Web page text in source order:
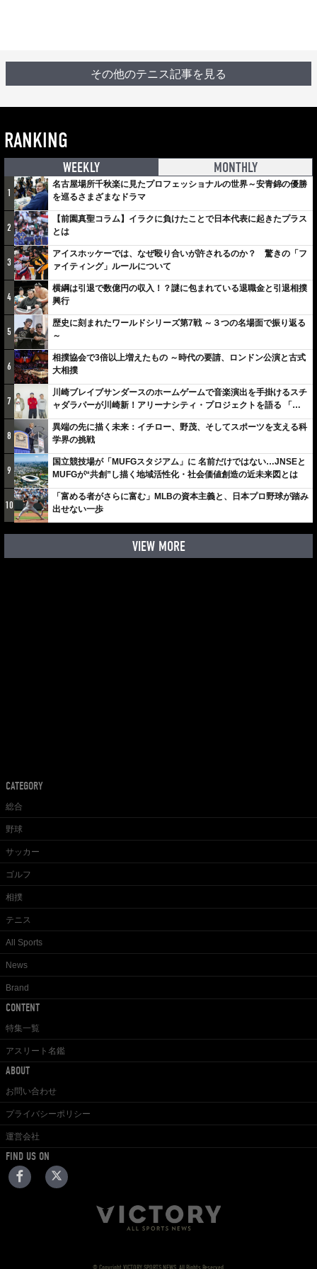
その他のテニス記事を見る
RANKING
WEEKLY MONTHLY
1
名古屋場所千秋楽に見たプロフェッショナルの世界～安青錦の優勝
を巡るさまざまなドラマ
2
【前園真聖コラム】イラクに負けたことで日本代表に起きたプラス
とは
3
アイスホッケーでは、なぜ殴り合いが許されるのか？ 驚きの「フ
ァイティング」ルールについて
4
横綱は引退で数億円の収入！？謎に包まれている退職金と引退相撲
興行
5
歴史に刻まれたワールドシリーズ第7戦 ～３つの名場面で振り返る
～
6
相撲協会で3倍以上増えたもの ～時代の要請、ロンドン公演と古式
大相撲
7
川崎ブレイブサンダースのホームゲームで音楽演出を手掛けるスチ
ャダラパーが川崎新！アリーナシティ・プロジェクトを語る 「楽
しみでしかないでしょ。川崎は、ずっと成長曲線だから」
8
異端の先に描く未来：イチロー、野茂、そしてスポーツを支える科
学界の挑戦
9
国立競技場が「MUFGスタジアム」に 名前だけではない…JNSEと
MUFGが“共創”し描く地域活性化・社会価値創造の近未来図とは
10
「富める者がさらに富む」MLBの資本主義と、日本プロ野球が踏み
出せない一歩
VIEW MORE
CATEGORY
総合
野球
サッカー
ゴルフ
相撲
テニス
All Sports
News
Brand
CONTENT
特集一覧
アスリート名鑑
ABOUT
お問い合わせ
プライバシーポリシー
運営会社
FIND US ON